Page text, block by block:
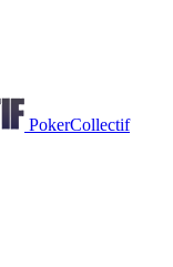
PokerCollectif